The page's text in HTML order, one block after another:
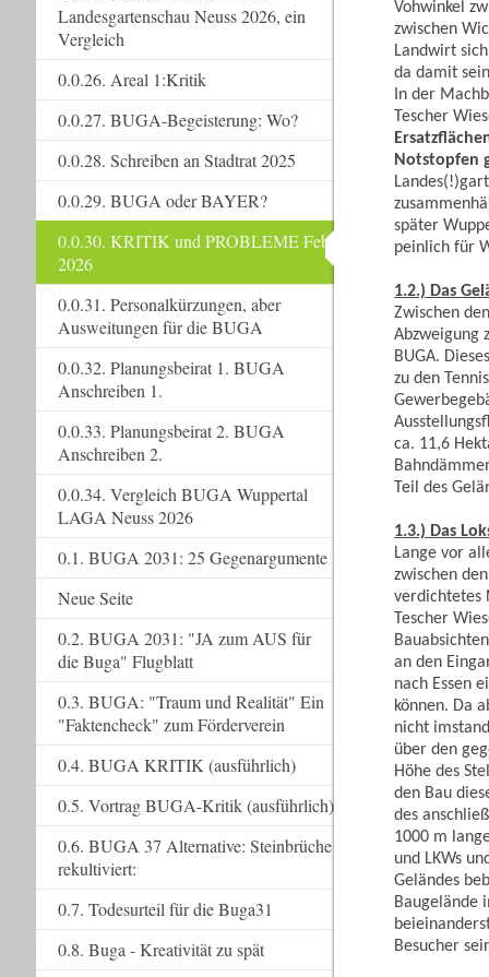
Vohwinkel
zwischen
Landwirt
da damit
In der
Tescher
Notstopfen
später
peinlich für
1.2.) Das
Zwischen
Abzweigung
BUGA.
zu den
ca. 11,6
Teil des
1.3.) Das
Lange vor
zwischen
verdichtetes
Tescher
an den
nach Essen
können. Da
nicht
über den
Höhe des
den Bau
des
1000 m
und LKWs
Geländes
Baugelände
Besucher
Landesgartenschau Neuss 2026, ein
Vergleich
0.0.26. Areal 1:Kritik
0.0.27. BUGA-Begeisterung: Wo?
0.0.28. Schreiben an Stadtrat 2025
0.0.29. BUGA oder BAYER?
0.0.30. KRITIK und PROBLEME Feb.
2026
0.0.31. Personalkürzungen, aber
Ausweitungen für die BUGA
0.0.32. Planungsbeirat 1. BUGA
Anschreiben 1.
0.0.33. Planungsbeirat 2. BUGA
Anschreiben 2.
0.0.34. Vergleich BUGA Wuppertal
LAGA Neuss 2026
0.1. BUGA 2031: 25 Gegenargumente
Neue Seite
0.2. BUGA 2031: "JA zum AUS für
die Buga" Flugblatt
0.3. BUGA: "Traum und Realität" Ein
"Faktencheck" zum Förderverein
0.4. BUGA KRITIK (ausführlich)
0.5. Vortrag BUGA-Kritik (ausführlich)
0.6. BUGA 37 Alternative: Steinbrüche
rekultiviert:
0.7. Todesurteil für die Buga31
0.8. Buga - Kreativität zu spät